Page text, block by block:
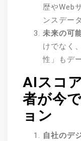
歴やWeb
ンスデー
未来の可
けでなく
性」もデ
AIスコ
者が今
ョン
自社のデ